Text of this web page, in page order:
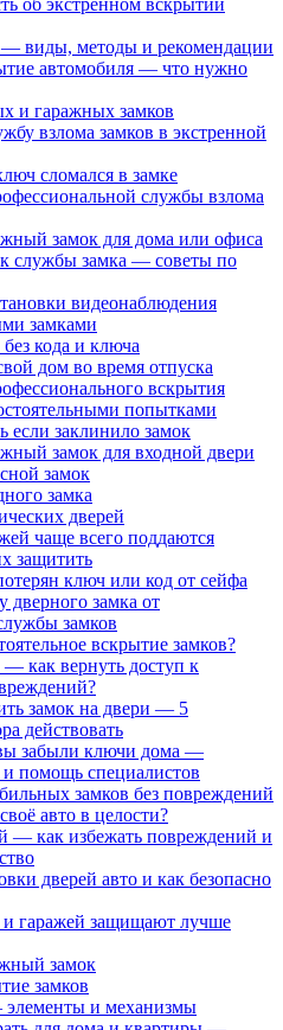
об экстренном вскрытии
— виды, методы и рекомендации
автомобиля — что нужно
и гаражных замков
взлома замков в экстренной
сломался в замке
службы взлома
замок для дома или офиса
службы замка — советы по
видеонаблюдения
замками
кода и ключа
дом во время отпуска
вскрытия
попытками
если заклинило замок
замок для входной двери
замок
замка
дверей
чаще всего поддаются
защитить
ключ или код от сейфа
замка от
замков
вскрытие замков?
как вернуть доступ к
замок на двери — 5
действовать
забыли ключи дома —
помощь специалистов
замков без повреждений
авто в целости?
— как избежать повреждений и
дверей авто и как безопасно
и гаражей защищают лучше
замок
замков
элементы и механизмы